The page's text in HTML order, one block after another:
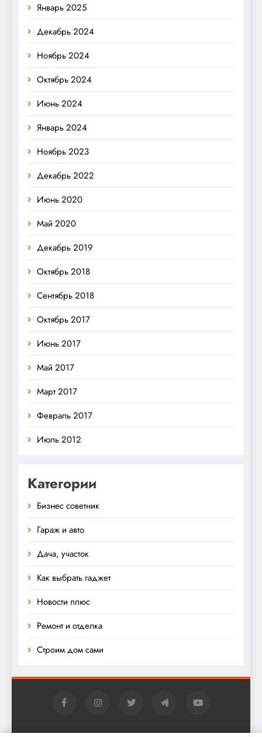
Январь 2025
Декабрь 2024
Ноябрь 2024
Октябрь 2024
Июнь 2024
Январь 2024
Ноябрь 2023
Декабрь 2022
Июнь 2020
Май 2020
Декабрь 2019
Октябрь 2018
Сентябрь 2018
Октябрь 2017
Июнь 2017
Май 2017
Март 2017
Февраль 2017
Июль 2012
Категории
Бизнес советник
Гараж и авто
Дача, участок
Как выбрать гаджет
Новости плюс
Ремонт и отделка
Строим дом сами